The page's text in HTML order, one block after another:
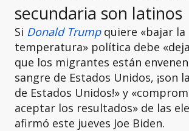
secundaria son latinos
Si Donald Trumpquiere «bajar la
temperatura» política debe
que los migrantes están
sangre de Estados Unidos, ¡son
de Estados Unidos!» y
aceptar los resultados» de las
afirmó este jueves Joe Biden.